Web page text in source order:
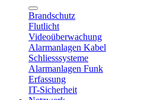
Brandschutz
Flutlicht
Videoüberwachung
Alarmanlagen Kabel
Schliesssysteme
Alarmanlagen Funk
Erfassung
IT-Sicherheit